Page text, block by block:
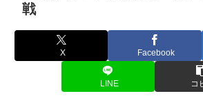
戦
X Facebook
LINE コ